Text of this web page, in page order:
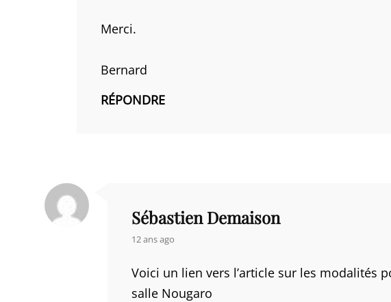
Merci.
Bernard
RÉPONDRE
Sébastien Demaison
says:
12 ans ago
Voici un lien vers l’article sur les modalités
salle Nougaro